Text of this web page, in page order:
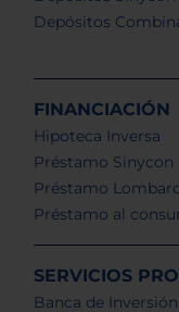
Depósitos
FINANCIACIÓN
Hipoteca Inversa
Préstamo Sinycon
Préstamo
Préstamo al
SERVICIOS
Banca de Inversión